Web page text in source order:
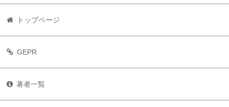
トップページ
GEPR
著者一覧